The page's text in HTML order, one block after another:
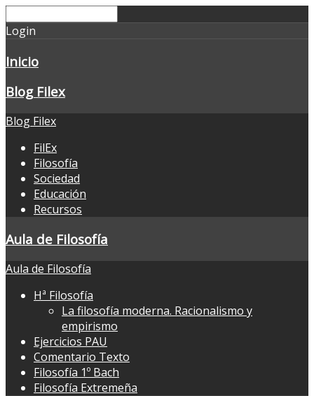
Login
Inicio
Blog Filex
Blog Filex
FilEx
Filosofía
Sociedad
Educación
Recursos
Aula de Filosofía
Aula de Filosofía
Hª Filosofía
La filosofía moderna. Racionalismo y
empirismo
Ejercicios PAU
Comentario Texto
Filosofía 1º Bach
Filosofía Extremeña